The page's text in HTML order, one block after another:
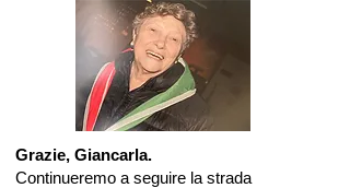
Grazie, Giancarla.
Continueremo a seguire la strada